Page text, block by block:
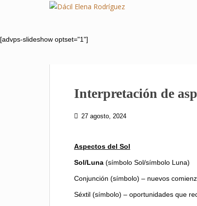
p[advps-slideshow optset="1"]
Interpretación de
27 agosto, 2024
Aspectos del Sol
Sol/Luna (símbolo Sol/símbolo Luna)
Conjunción (símbolo) – nuevos
Séxtil (símbolo) – oportunidades que